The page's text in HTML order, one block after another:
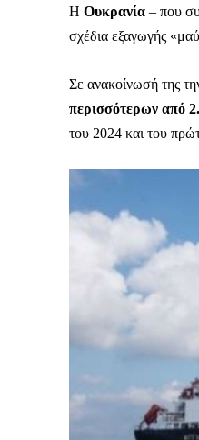
Η Ουκρανία – που
σχέδια εξαγωγής
Σε ανακοίνωσή της
περισσότερων από
του 2024 και του